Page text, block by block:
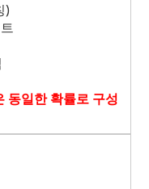
)
동일한 확률로 구성